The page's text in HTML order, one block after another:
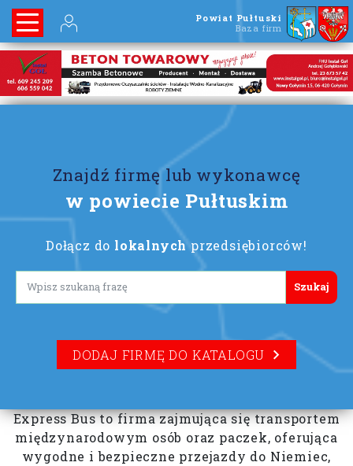
Powiat Pułtuski
Baza firm
Znajdź firmę lub wykonawcę
w powiecie Pułtuskim
Dołącz do lokalnych przedsiębiorców!
Lorem ipsum
DODAJ FIRMĘ DO KATALOGU
Express Bus to firma zajmująca się transportem
międzynarodowym osób oraz paczek, oferująca
wygodne i bezpieczne przejazdy do Niemiec,